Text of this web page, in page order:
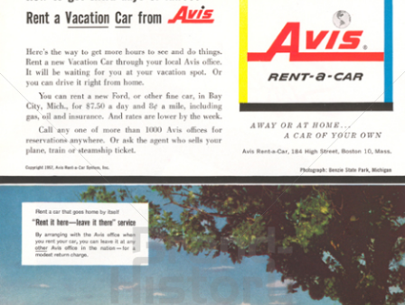
AVIS RENT-a-CAR
AVIS Autovermietung Ges.m.b.H.